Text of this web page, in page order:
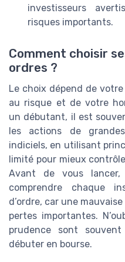
investisseurs
risques importants.
Comment choisir
ordres ?
Le choix dépend de
au risque et de votre
un débutant, il est
les actions de
indiciels, en utilisant
limité pour mieux
Avant de vous
comprendre chaque
d’ordre, car une
pertes importantes.
prudence sont
débuter en bourse.